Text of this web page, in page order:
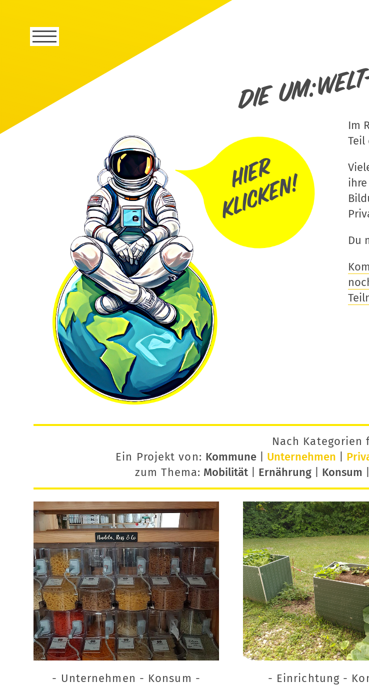
Die
Im
Teil
Du
Nach Kategorien
Ein Projekt von: Kommune| Unternehmen
zum Thema: Mobilität Ernährung Konsum
- Unternehmen - Konsum - - Einrichtung -